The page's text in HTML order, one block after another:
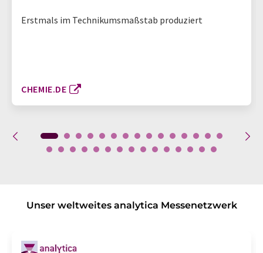
Erstmals im Technikumsmaßstab produziert
CHEMIE.DE
Unser weltweites analytica Messenetzwerk